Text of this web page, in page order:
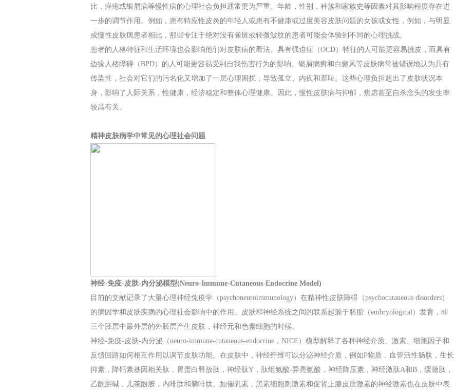
比，痤疮或银屑病等慢性病的心理社会负担通常更为严重。年龄，性别，种族和家族史等因素对其影响程度存在进
一步的调节作用。例如，患有特应性皮炎的年轻人或患有不健康或过度美容皮肤问题的女孩或女性，例如，与明显
或慢性皮肤病患者相比，那些专注于绝对没有雀斑或轻微皱纹的患者可能会体验到不同的心理挑战。
患者的人格特征和生活环境也会影响他们对皮肤病的看法。具有强迫症（OCD）特征的人可能更容易挑皮，而具有
边缘人格障碍（BPD）的人可能更容易受到自我伤害行为的影响。银屑病癣和白癜风等皮肤病常被错误地认为具有
传染性，社会对它们的污名化又增加了一层心理困扰，导致孤立、内疚和羞耻。这些心理负担超出了皮肤状况本
身，影响了人际关系，性健康，经济稳定和整体心理健康。因此，慢性皮肤病与抑郁，焦虑甚至自杀念头的发生率
较高有关。
精神皮肤病学中常见的心理社会问题
神经-免疫-皮肤-内分泌模型(Neuro-Immune-Cutaneous-Endocrine Model)
目前的文献记录了大量心理神经免疫学（psychoneuroimmunology）在精神性皮肤障碍（psychocutaneous disorders）
的病因学和皮肤疾病的心理社会影响中的作用。皮肤和神经系统之间的联系起源于胚胎（embryological）发育，即
三个胚层中最外层的外胚层产生皮肤，神经元和色素细胞的时候。
神经-免疫-皮肤-内分泌（neuro-immune-cutaneous-endocrine，NICE）模型解释了各种神经介质、激素、细胞因子和
反馈回路如何相互作用以调节皮肤功能。在皮肤中，神经纤维可以分泌神经介质，例如P物质，血管活性肠肽，生长
抑素，降钙素基因相关肽，胃蛋白释放肽，神经肽Y，肽组氨酸-异亮氨酸，神经降压素，神经激肽A和B，缓激肽，
乙酰胆碱，儿茶酚胺，内啡肽和脑啡肽。如催乳素，黑素细胞刺激素和促肾上腺皮质激素的神经激素也在皮肤中表